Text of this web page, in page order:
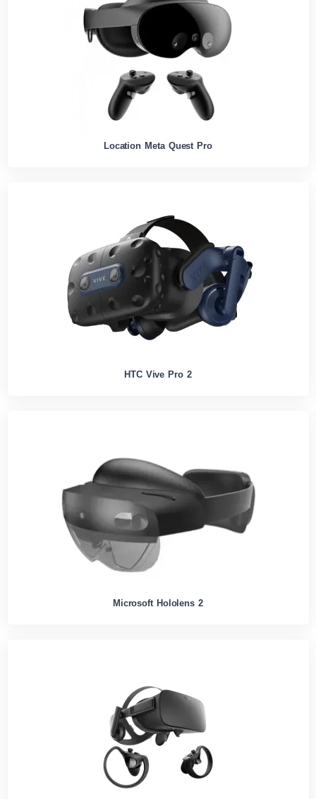
Location Meta Quest Pro
HTC Vive Pro 2
Microsoft Hololens 2